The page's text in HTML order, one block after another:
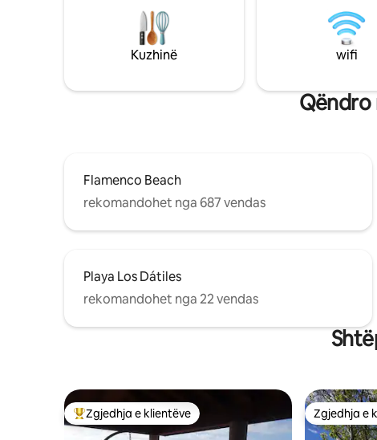
Kuzhinë wifi
Qëndro
Flamenco Beach
rekomandohet nga 687 vendas
Playa Los Dátiles
rekomandohet nga 22 vendas
Më të mirat e zgjedhjeve të klientëve
Zgjedhja e klientëve Zgjedhja e
Zgjedhja e